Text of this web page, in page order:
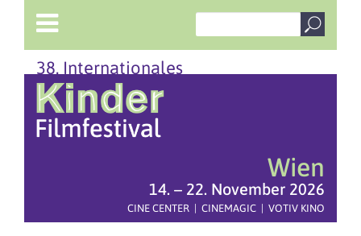
38. Internationales
Wien
14. – 22. November 2026
CINE CENTER | CINEMAGIC | VOTIV KINO